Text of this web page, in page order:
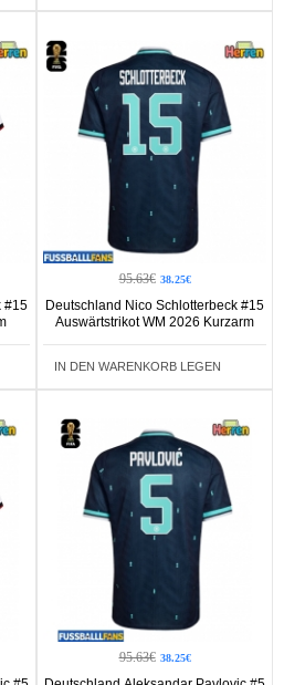
#15
95.63€ 38.25€
Deutschland Nico Schlotterbeck #15
Auswärtstrikot WM 2026 Kurzarm
IN DEN WARENKORB LEGEN
95.63€ 38.25€